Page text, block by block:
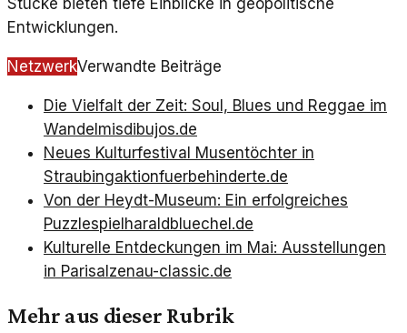
Entwicklungen.
NetzwerkVerwandte Beiträge
Die Vielfalt der Zeit: Soul, Blues und Reggae im
Wandelmisdibujos.de
Neues Kulturfestival Musentöchter in
Straubingaktionfuerbehinderte.de
Von der Heydt-Museum: Ein erfolgreiches
Puzzlespielharaldbluechel.de
Kulturelle Entdeckungen im Mai: Ausstellungen
in Parisalzenau-classic.de
Mehr aus dieser Rubrik